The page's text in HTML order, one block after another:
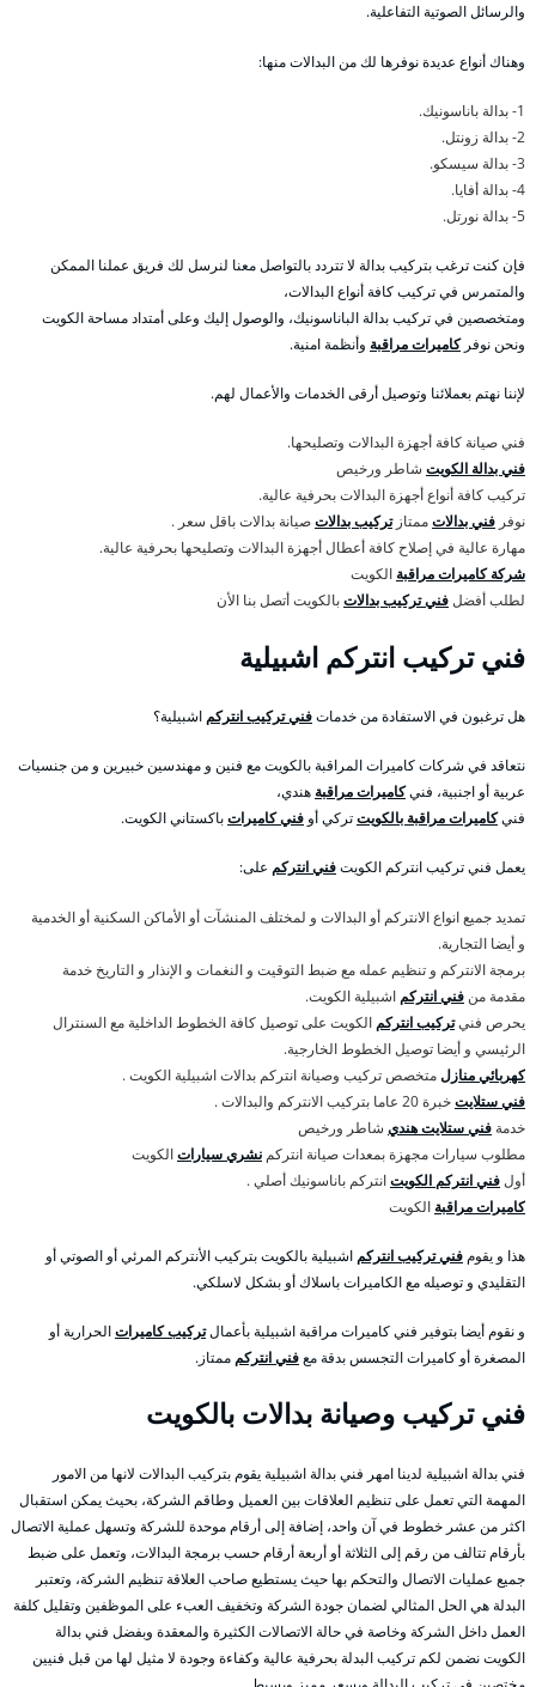
والرسائل الصوتية التفاعلية.
وهناك أنواع عديدة نوفرها لك من البدالات منها:
1- بدالة باناسونيك.
2- بدالة زونتل.
3- بدالة سيسكو.
4- بدالة أفايا.
5- بدالة نورتل.
فإن كنت ترغب بتركيب بدالة لا تتردد بالتواصل معنا لنرسل لك فريق عملنا الممكن
والمتمرس في تركيب كافة أنواع البدالات،
ومتخصصين في تركيب بدالة الباناسونيك، والوصول إليك وعلى أمتداد مساحة الكويت
ونحن نوفركاميرات مراقبة وأنظمة امنية.
لإننا نهتم بعملائنا وتوصيل أرقى الخدمات والأعمال لهم.
فني صيانة كافة أجهزة البدالات وتصليحها.
فني بدالة الكويت شاطر ورخيص
تركيب كافة أنواع أجهزة البدالات بحرفية عالية.
نوفر فني بدالاتممتازتركيب بدالاتصيانة بدالات باقل سعر .
مهارة عالية في إصلاح كافة أعطال أجهزة البدالات وتصليحها بحرفية عالية.
شركة كاميرات مراقبة الكويت
لطلب أفضلفني تركيب بدالاتبالكويت أتصل بنا الأن
فني تركيب انتركم اشبيلية
هل ترغبون في الاستفادة من خدماتفني تركيب انتركم اشبيلية؟
نتعاقد في شركات كاميرات المراقبة بالكويت مع فنين و مهندسين خبيرين و من جنسيات
عربية أو اجنبية، فنيكاميرات مراقبة هندي،
فنيكاميرات مراقبة بالكويتتركي أو فني كاميراتباكستاني الكويت.
يعمل فني تركيب انتركم الكويتفني انتركم على:
تمديد جميع انواع الانتركم أو البدالات و لمختلف المنشآت أو الأماكن السكنية أو الخدمية
و أيضا التجارية.
برمجة الانتركم و تنظيم عمله مع ضبط التوقيت و النغمات و الإنذار و التاريخ خدمة
مقدمة من فني انتركم اشبيلية الكويت.
يحرص فنيتركيب انتركم الكويت على توصيل كافة الخطوط الداخلية مع السنترال
الرئيسي و أيضا توصيل الخطوط الخارجية.
كهربائي منازلمتخصص تركيب وصيانة انتركم بدالات اشبيلية الكويت .
فني ستلايتخبرة 20 عاما بتركيب الانتركم والبدالات .
خدمة فني ستلايت هندي شاطر ورخيص
مطلوب سيارات مجهزة بمعدات صيانة انتركم نشري سياراتالكويت
أولفني انتركم الكويتانتركم باناسونيك أصلي .
كاميرات مراقبة الكويت
هذا و يقوم فني تركيب انتركم اشبيلية بالكويت بتركيب الأنتركم المرئي أو الصوتي أو
التقليدي و توصيله مع الكاميرات باسلاك أو بشكل لاسلكي.
و نقوم أيضا بتوفير فني كاميرات مراقبة اشبيلية بأعمالتركيب كاميراتالحرارية أو
المصغرة أو كاميرات التجسس بدقة معفني انتركم ممتاز.
فني تركيب وصيانة بدالات بالكويت
فني بدالة اشبيلية لدينا امهر فني بدالة اشبيلية يقوم بتركيب البدالات لانها من الامور
المهمة التي تعمل على تنظيم العلاقات بين العميل وطاقم الشركة، بحيث يمكن استقبال
اكثر من عشر خطوط في آن واحد، إضافة إلى أرقام موحدة للشركة وتسهل عملية الاتصال
بأرقام تتالف من رقم إلى الثلاثة أو أربعة أرقام حسب برمجة البدالات، وتعمل على ضبط
جميع عمليات الاتصال والتحكم بها حيث يستطيع صاحب العلاقة تنظيم الشركة، وتعتبر
البدلة هي الحل المثالي لضمان جودة الشركة وتخفيف العبء على الموظفين وتقليل كلفة
العمل داخل الشركة وخاصة في حالة الاتصالات الكثيرة والمعقدة وبفضل فني بدالة
الكويت نضمن لكم تركيب البدلة بحرفية عالية وكفاءة وجودة لا مثيل لها من قبل فنيين